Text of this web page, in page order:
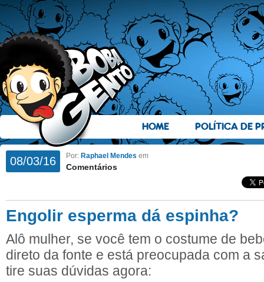
HOME POLÍTICA DE
08/03/16 Por: Raphael Mendes em
Comentários
Engolir esperma dá espinha?
Alô mulher, se você tem o costume de
direto da fonte e está preocupada com a
tire suas dúvidas agora: